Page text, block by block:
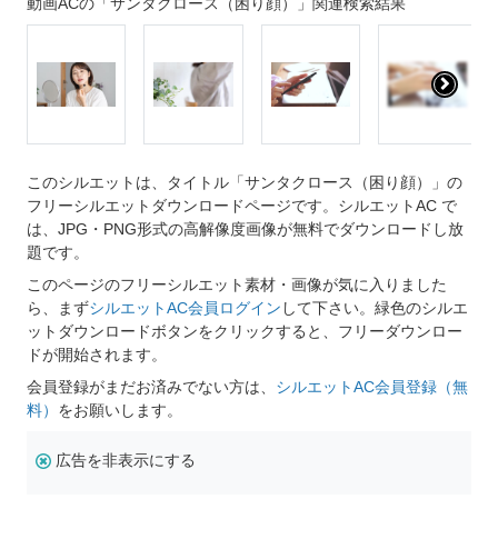
動画ACの「サンタクロース（困り顔）」関連検索結果
このシルエットは、タイトル「サンタクロース（困り顔）」の
フリーシルエットダウンロードページです。シルエットAC で
は、JPG・PNG形式の高解像度画像が無料でダウンロードし放
題です。
このページのフリーシルエット素材・画像が気に入りました
ら、まずシルエットAC会員ログイン して下さい。緑色のシルエ
ットダウンロードボタンをクリックすると、フリーダウンロー
ドが開始されます。
会員登録がまだお済みでない方は、 シルエットAC会員登録（無
料） をお願いします。
広告を非表示にする